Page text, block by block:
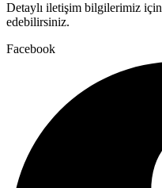
Detaylı iletişim bilgilerimiz için
edebilirsiniz.
Facebook